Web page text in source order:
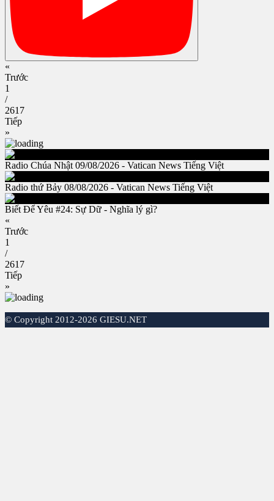
«
Trước
1
/
2617
Tiếp
»
Radio Chúa Nhật 09/08/2026 - Vatican News Tiếng Việt
Radio thứ Bảy 08/08/2026 - Vatican News Tiếng Việt
Biết Để Yêu #24: Sự Dữ - Nghĩa lý gì?
«
Trước
1
/
2617
Tiếp
»
© Copyright 2012-2026 GIESU.NET